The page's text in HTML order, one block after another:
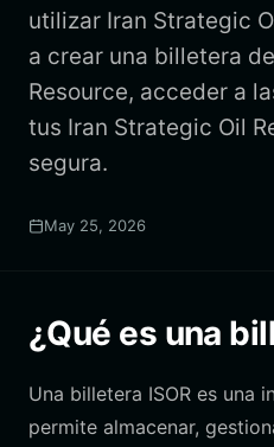
utilizar Iran Strategic
a crear una billetera
Resource, acceder a
tus Iran Strategic Oil
segura.
May 25, 2026
¿Qué es una
Una billetera ISOR es una
permite almacenar,